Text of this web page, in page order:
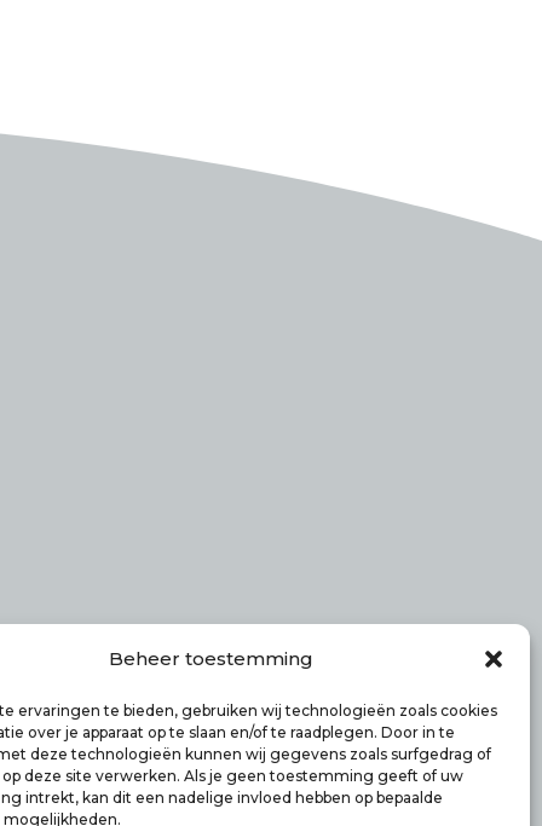
Beheer toestemming
ervaringen te bieden, gebruiken wij technologieën zoals cookies
over je apparaat op te slaan en/of te raadplegen. Door in te
deze technologieën kunnen wij gegevens zoals surfgedrag of
op deze site verwerken. Als je geen toestemming geeft of uw
intrekt, kan dit een nadelige invloed hebben op bepaalde
mogelijkheden.